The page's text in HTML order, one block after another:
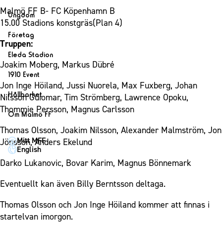
Mitt MFF
Biljetter till bortamatcher
Biljettvillkor
Herrlaget
Spelare
Ledarstab
Damlaget
Spelare
Ledarstab
Medlemskap i Malmö FF
Årsmöte 2026
Ungdom
MFF Ungdom
Sommarfotboll
Skånecupen
Fotbollsskolan
Fotbollsnätverket
P19
P17
F17
Företag
Bli företagspartner
Nätverket
Klubbstolar
Partner dam
Eleda Stadion
Eleda Stadion
Erics Bar & Restaurang
Matchdag på Eleda Stadion
MFF-museet & rundvandringar
1910 Event
1910 Event
Fest & Event
Möte
Mässa
Sommarfest
Julshow
Inspiration
Vanliga frågor om 1910 Event
Hållbarhet
Hållbarhet
Himmelsblå framtid – en match för miljön
MFF i samhället
Laget för alla
Himmelsblå Tillsammans
Karriärakademin
Grundskolefotboll mot rasismer
Om Malmö FF
Om Malmö FF
Kontakt
Press och media
Närstående organisationer
Policydokument
Mitt MFF
English
Malmö FF B- FC Köpenhamn B
15.00 Stadions konstgräs(Plan 4)
Truppen:
Joakim Moberg, Markus Dübré
Jon Inge Höiland, Jussi Nuorela, Max Fuxberg, Johan
Nilsson Guiomar, Tim Strömberg, Lawrence Opoku,
Thommie Persson, Magnus Carlsson
Thomas Olsson, Joakim Nilsson, Alexander Malmström, Jon
Jönsson, Anders Ekelund
Darko Lukanovic, Bovar Karim, Magnus Bönnemark
Eventuellt kan även Billy Berntsson deltaga.
Thomas Olsson och Jon Inge Höiland kommer att finnas i
startelvan imorgon.